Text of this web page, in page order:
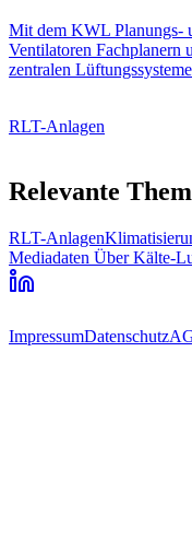
Mit dem KWL Planungs-
Ventilatoren Fachplanern
zentralen
RLT-Anlagen
Relevante
RLT-Anlagen
Mediadaten Über Kälte-
ImpressumDatenschutz